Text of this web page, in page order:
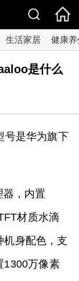
生活家居 健康养
是什么
号是华为旗下
，内置
材质水滴
机身配色，支
1300万像素